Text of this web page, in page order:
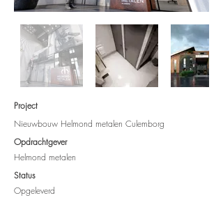
Project
Nieuwbouw Helmond metalen Culemborg
Opdrachtgever​
Helmond metalen
Status
Opgeleverd